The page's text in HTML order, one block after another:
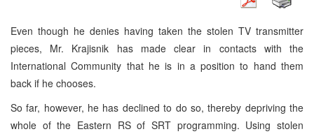
Even though he denies having taken the stolen TV transmitter
pieces, Mr. Krajisnik has made clear in contacts with the
International Community that he is in a position to hand them
back if he chooses.
So far, however, he has declined to do so, thereby depriving the
whole of the Eastern RS of SRT programming. Using stolen